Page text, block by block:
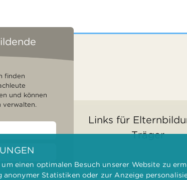
finden
und können
verwalten.
Links für
Träger
FÖRDERUNGEN
einen optimalen Besuch unserer Website zu
anonymer Statistiken oder zur Anzeige